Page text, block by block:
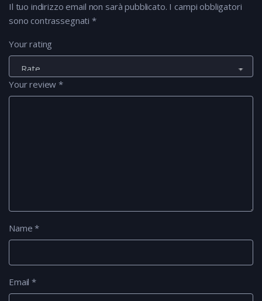
Il tuo indirizzo email non sarà pubblicato. I campi obbligatori
sono contrassegnati *
Your rating
Your review*
Name*
Email*